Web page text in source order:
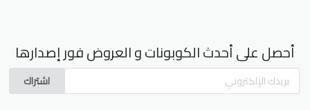
أحصل على أحدث الكوبونات و العروض فور إصدارها
اشتراك